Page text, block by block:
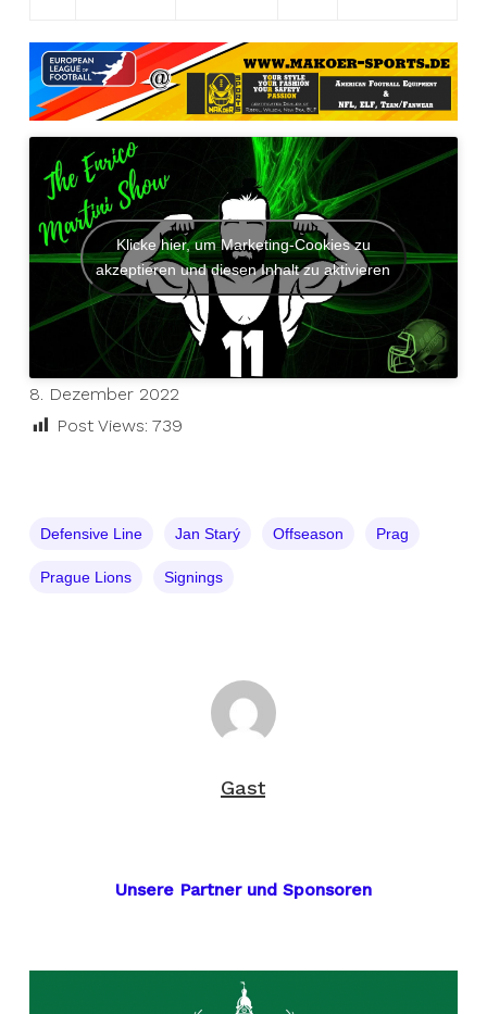
Klicke hier, um Marketing-Cookies zu
akzeptieren und diesen Inhalt zu aktivieren
8. Dezember 2022
Post Views: 739
Defensive Line Jan Starý Offseason Prag
Prague Lions Signings
Gast
Unsere Partner und Sponsoren